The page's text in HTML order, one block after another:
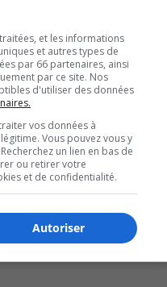
et les informations
et autres types de
par 66 partenaires, ainsi
par ce site. Nos
d'utiliser des données
vos données à
Vous pouvez vous y
un lien en bas de
ou retirer votre
et de confidentialité.
Autoriser